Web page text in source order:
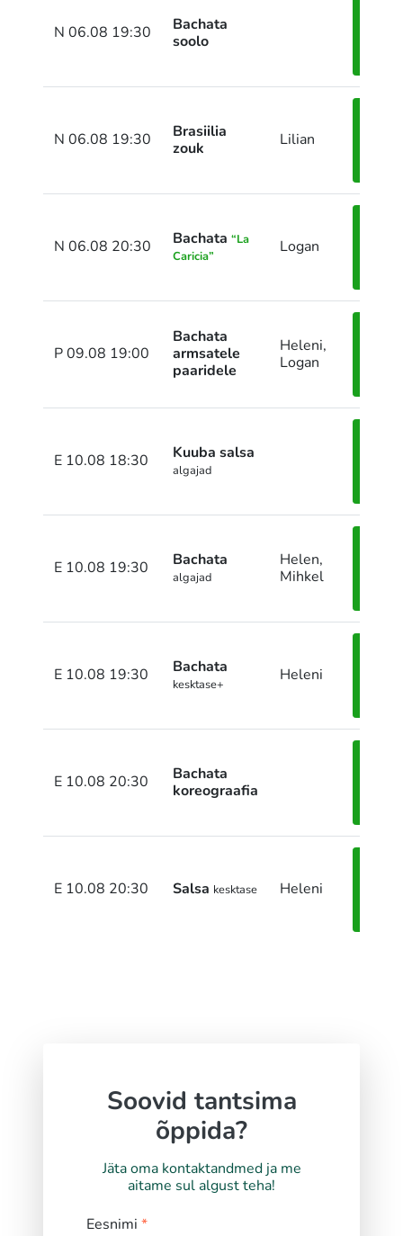
N 06.08 19:30
Bachata
soolo
N 06.08 19:30
Brasiilia
zouk
Lilian
N 06.08 20:30 Bachata “La
Caricia”
Logan
P 09.08 19:00
Bachata
armsatele
paaridele
Heleni,
Logan
E 10.08 18:30 Kuuba salsa
algajad
E 10.08 19:30 Bachata
algajad
Helen,
Mihkel
E 10.08 19:30 Bachata
kesktase+ Heleni
E 10.08 20:30
Bachata
koreograafia
E 10.08 20:30 Salsa kesktase Heleni
Soovid tantsima
õppida?
Jäta oma kontaktandmed ja me
aitame sul algust teha!
Eesnimi *